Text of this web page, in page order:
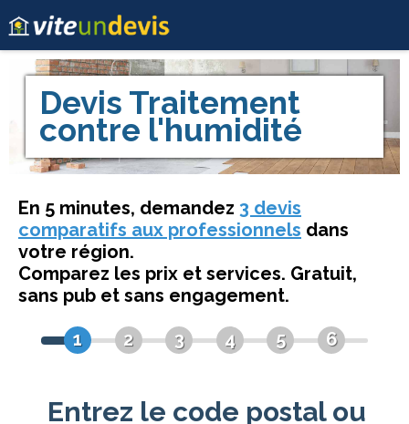
Devis Traitement
contre l'humidité
En 5 minutes, demandez 3 devis
comparatifs aux professionnels dans
votre région.
Comparez les prix et services. Gratuit,
sans pub et sans engagement.
1
2 3 4 5 6
Entrez le code postal ou